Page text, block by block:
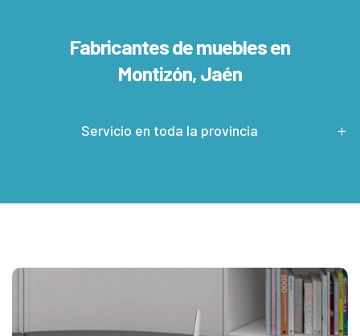
Fabricantes de muebles en
Montizón, Jaén
Servicio en toda la provincia